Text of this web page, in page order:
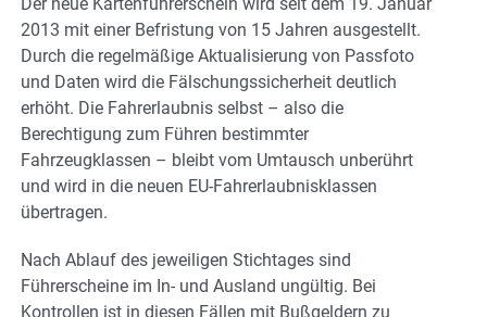
2013 mit einer Befristung von 15 Jahren ausgestellt.
Durch die regelmäßige Aktualisierung von Passfoto
und Daten wird die Fälschungssicherheit deutlich
erhöht. Die Fahrerlaubnis selbst – also die
Berechtigung zum Führen bestimmter
Fahrzeugklassen – bleibt vom Umtausch unberührt
und wird in die neuen EU-Fahrerlaubnisklassen
übertragen.
Nach Ablauf des jeweiligen Stichtages sind
Führerscheine im In- und Ausland ungültig. Bei
Kontrollen ist in diesen Fällen mit Bußgeldern zu